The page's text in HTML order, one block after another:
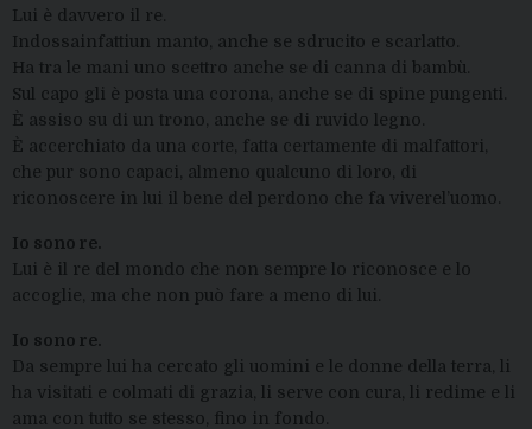
Lui è davvero il re.
Indossainfattiun manto, anche se sdrucito e scarlatto.
Ha tra le mani uno scettro anche se di canna di bambù.
Sul capo gli è posta una corona, anche se di spine pungenti.
È assiso su di un trono, anche se di ruvido legno.
È accerchiato da una corte, fatta certamente di malfattori,
che pur sono capaci, almeno qualcuno di loro, di
riconoscere in lui il bene del perdono che fa viverel’uomo.
Io sono re.
Lui è il re del mondo che non sempre lo riconosce e lo
accoglie, ma che non può fare a meno di lui.
Io sono re.
Da sempre lui ha cercato gli uomini e le donne della terra, li
ha visitati e colmati di grazia, li serve con cura, li redime e li
ama con tutto se stesso, fino in fondo.